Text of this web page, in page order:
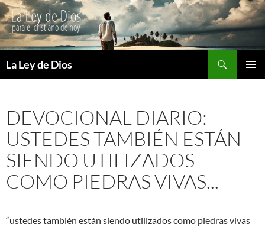
La Ley de Dios
DEVOCIONAL DIARIO:
USTEDES TAMBIÉN ESTÁN
SIENDO UTILIZADOS
COMO PIEDRAS VIVAS...
“ustedes también están siendo utilizados como piedras vivas